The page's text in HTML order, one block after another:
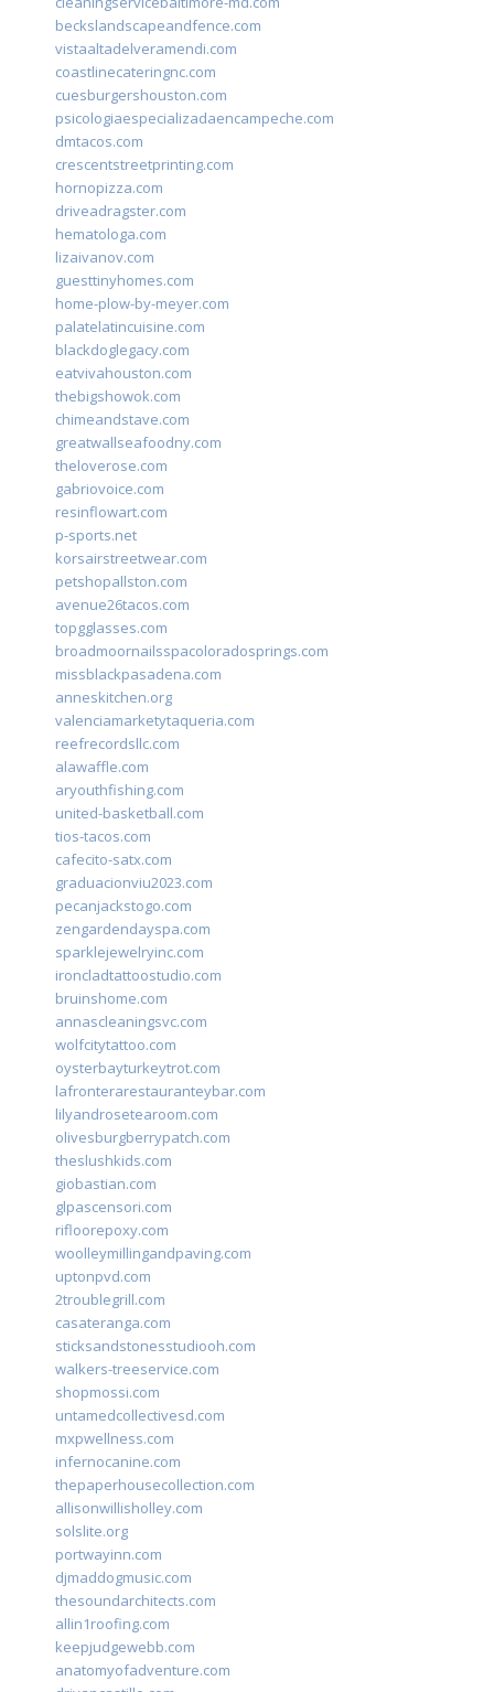
beckslandscapeandfence.com
vistaaltadelveramendi.com
coastlinecateringnc.com
cuesburgershouston.com
psicologiaespecializadaencampeche.com
dmtacos.com
crescentstreetprinting.com
hornopizza.com
driveadragster.com
hematologa.com
lizaivanov.com
guesttinyhomes.com
home-plow-by-meyer.com
palatelatincuisine.com
blackdoglegacy.com
eatvivahouston.com
thebigshowok.com
chimeandstave.com
greatwallseafoodny.com
theloverose.com
gabriovoice.com
resinflowart.com
p-sports.net
korsairstreetwear.com
petshopallston.com
avenue26tacos.com
topgglasses.com
broadmoornailsspacoloradosprings.com
missblackpasadena.com
anneskitchen.org
valenciamarketytaqueria.com
reefrecordsllc.com
alawaffle.com
aryouthfishing.com
united-basketball.com
tios-tacos.com
cafecito-satx.com
graduacionviu2023.com
pecanjackstogo.com
zengardendayspa.com
sparklejewelryinc.com
ironcladtattoostudio.com
bruinshome.com
annascleaningsvc.com
wolfcitytattoo.com
oysterbayturkeytrot.com
lafronterarestauranteybar.com
lilyandrosetearoom.com
olivesburgberrypatch.com
theslushkids.com
giobastian.com
glpascensori.com
rifloorepoxy.com
woolleymillingandpaving.com
uptonpvd.com
2troublegrill.com
casateranga.com
sticksandstonesstudiooh.com
walkers-treeservice.com
shopmossi.com
untamedcollectivesd.com
mxpwellness.com
infernocanine.com
thepaperhousecollection.com
allisonwillisholley.com
solslite.org
portwayinn.com
djmaddogmusic.com
thesoundarchitects.com
allin1roofing.com
keepjudgewebb.com
anatomyofadventure.com